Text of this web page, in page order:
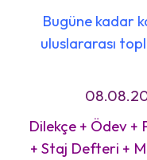
Bugüne kadar
uluslararası
Dilekçe + Ödev +
+ Staj Defteri +